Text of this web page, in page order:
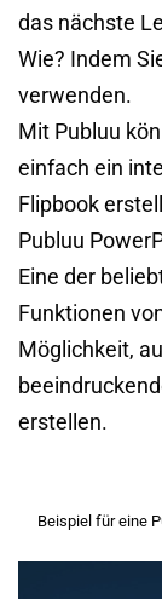
das nächste
Wie? Indem
verwenden.
Mit Publuu
einfach ein
Flipbook
Publuu
Eine der
Funktionen
Möglichkeit,
erstellen.
Beispiel für eine